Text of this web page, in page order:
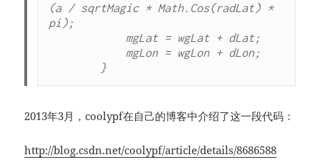
(a / sqrtMagic * Math.Cos(radLat) *
pi);
        }
2013年3月，coolypf在自己的博客中介绍了这一段代码：
http://blog.csdn.net/coolypf/article/details/8686588